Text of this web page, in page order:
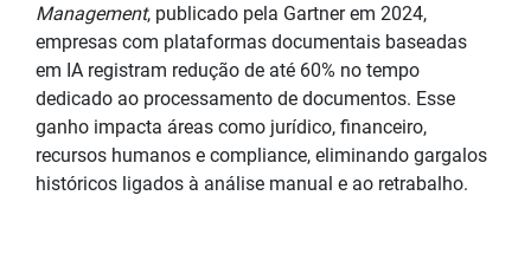
Management, publicado pela Gartner em 2024,
empresas com plataformas documentais baseadas
em IA registram redução de até 60% no tempo
dedicado ao processamento de documentos. Esse
ganho impacta áreas como jurídico, financeiro,
recursos humanos e compliance, eliminando gargalos
históricos ligados à análise manual e ao retrabalho.